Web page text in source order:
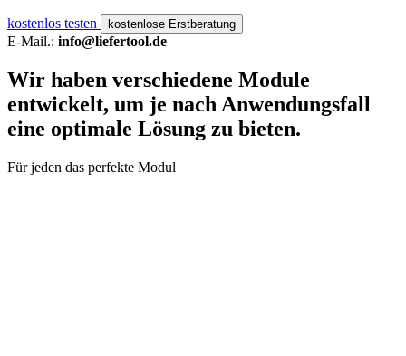
kostenlos testen kostenlose Erstberatung
E-Mail.: info@liefertool.de
Wir haben verschiedene Module
entwickelt, um je nach Anwendungsfall
eine optimale Lösung zu bieten.
Für jeden das perfekte Modul